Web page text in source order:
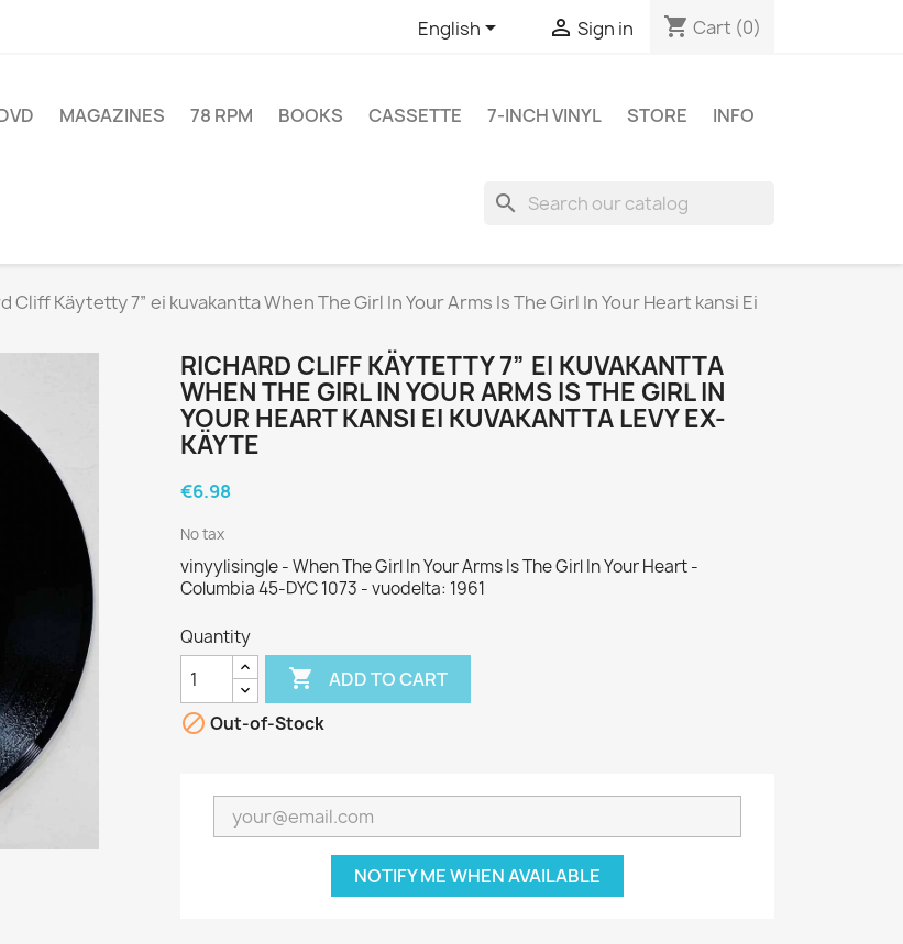
English  Sign in shopping_cart Cart (0)
MAGAZINES 78 RPM BOOKS CASSETTE 7-INCH VINYL STORE
INFO
search
Cliff Käytetty 7” ei kuvakantta When The Girl In Your Arms Is The Girl In Your Heart kansi Ei
RICHARD CLIFF KÄYTETTY 7” EI KUVAKANTTA
WHEN THE GIRL IN YOUR ARMS IS THE GIRL IN
YOUR HEART KANSI EI KUVAKANTTA LEVY EX-
KÄYTE
€6.98
No tax
vinyylisingle - When The Girl In Your Arms Is The Girl In Your Heart -
Columbia 45-DYC 1073 - vuodelta: 1961
Quantity
 ADD TO CART
 Out-of-Stock
NOTIFY ME WHEN AVAILABLE